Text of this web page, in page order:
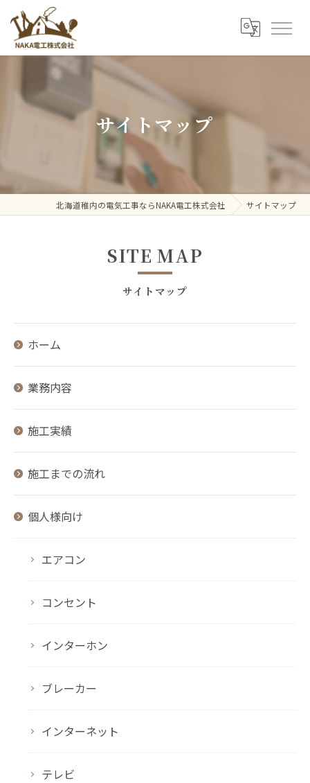
サイトマップ
北海道稚内の電気工事ならNAKA電工株式会社 サイトマップ
サイトマップ
SITE MAP
ホーム
業務内容
施工実績
施工までの流れ
個人様向け
エアコン
コンセント
インターホン
ブレーカー
インターネット
テレビ